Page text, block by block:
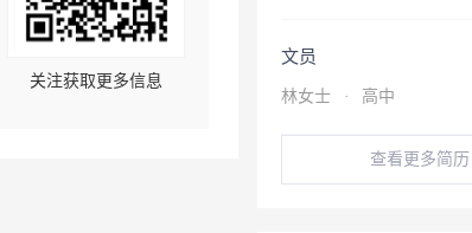
关注获取更多信息
文员
林女士 · 高中
查看更多简历